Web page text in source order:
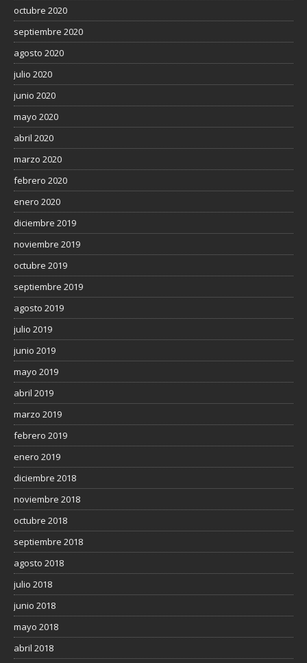
octubre 2020
septiembre 2020
agosto 2020
julio 2020
junio 2020
mayo 2020
abril 2020
marzo 2020
febrero 2020
enero 2020
diciembre 2019
noviembre 2019
octubre 2019
septiembre 2019
agosto 2019
julio 2019
junio 2019
mayo 2019
abril 2019
marzo 2019
febrero 2019
enero 2019
diciembre 2018
noviembre 2018
octubre 2018
septiembre 2018
agosto 2018
julio 2018
junio 2018
mayo 2018
abril 2018